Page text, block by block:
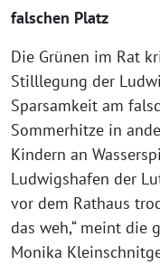
falschen Platz
Die Grünen im Rat
Stilllegung der
Sparsamkeit am
Sommerhitze in
Kindern an
Ludwigshafen der
vor dem Rathaus
das weh,“ meint die
Monika